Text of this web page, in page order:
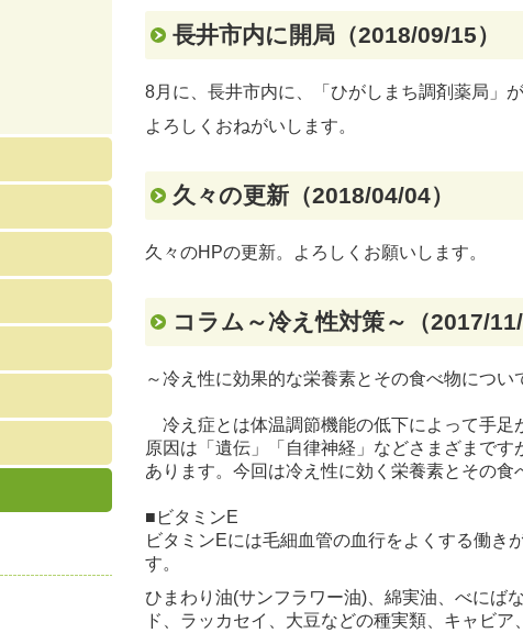
長井市内に開局（2018/09/15）
8月に、長井市内に、「ひがしまち調剤薬局」が
よろしくおねがいします。
久々の更新（2018/04/04）
久々のHPの更新。よろしくお願いします。
コラム～冷え性対策～（2017/11/
～冷え性に効果的な栄養素とその食べ物につい
冷え症とは体温調節機能の低下によって手足
原因は「遺伝」「自律神経」などさまざまで
あります。今回は冷え性に効く栄養素とその食
■ビタミンE
ビタミンEには毛細血管の血行をよくする働き
す。
ひまわり油(サンフラワー油)、綿実油、べにば
ド、ラッカセイ、大豆などの種実類、キャビ